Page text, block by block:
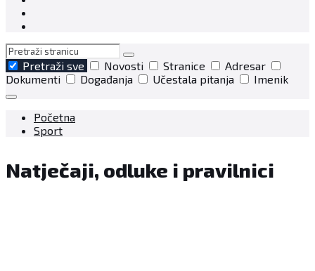
Pretraga
Pretraži sve
Novosti Stranice
Adresar
Dokumenti
Događanja Učestala pitanja Imenik
Početna
Sport
Natječaji, odluke i pravilnici